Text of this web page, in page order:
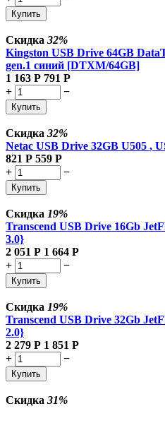
Купить
Скидка 32%
Kingston USB Drive 64GB
gen.1 синий [DTXM/64GB]
1 163 Р 791 Р
+
−
Купить
Скидка 32%
Netac USB Drive 32GB U505 ,
821 Р 559 Р
+
−
Купить
Скидка 19%
Transcend USB Drive 16Gb
3.0}
2 051 Р 1 664 Р
+
−
Купить
Скидка 19%
Transcend USB Drive 32Gb
2.0}
2 279 Р 1 851 Р
+
−
Купить
Скидка 31%